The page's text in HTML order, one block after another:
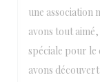
une association
avons tout
spéciale pour le
avons